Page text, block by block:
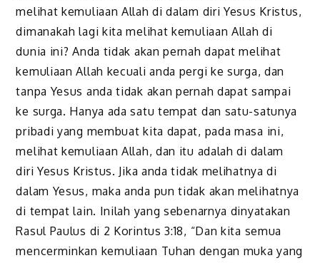
melihat kemuliaan Allah di dalam diri Yesus Kristus,
dimanakah lagi kita melihat kemuliaan Allah di
dunia ini? Anda tidak akan pernah dapat melihat
kemuliaan Allah kecuali anda pergi ke surga, dan
tanpa Yesus anda tidak akan pernah dapat sampai
ke surga. Hanya ada satu tempat dan satu-satunya
pribadi yang membuat kita dapat, pada masa ini,
melihat kemuliaan Allah, dan itu adalah di dalam
diri Yesus Kristus. Jika anda tidak melihatnya di
dalam Yesus, maka anda pun tidak akan melihatnya
di tempat lain. Inilah yang sebenarnya dinyatakan
Rasul Paulus di 2 Korintus 3:18, “Dan kita semua
mencerminkan kemuliaan Tuhan dengan muka yang